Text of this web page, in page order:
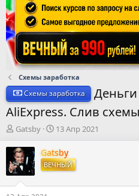
Схемы заработка
Схемы заработка
Деньги
AliExpress. Cлив
А
т
о
р
т
е
Gatsby
Д
т
а
н
13 Апр 2021
Gatsby
ВЕЧНЫЙ